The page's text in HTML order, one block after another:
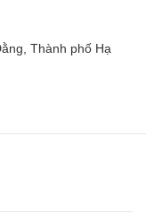
Thành phố Hạ